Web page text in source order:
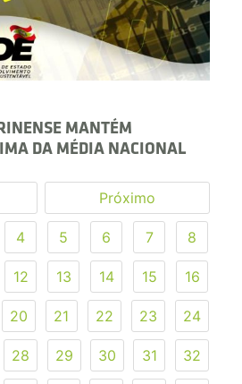
MANTÉM
DA MÉDIA NACIONAL
Próximo
4 5 6 7 8
12 13 14 15 16
20 21 22 23 24
28 29 30 31 32